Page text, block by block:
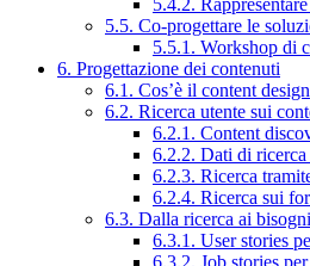
5.5. Co-progettare le
5.5.1. Workshop di
6. Progettazione dei contenuti
6.1. Cos’è il content design
6.2. Ricerca utente sui
6.2.1. Content
6.2.2. Dati di
6.2.3. Ricerca
6.2.4. Ricerca sui
6.3. Dalla ricerca ai
6.3.1. User stories
6.3.2. Job stories